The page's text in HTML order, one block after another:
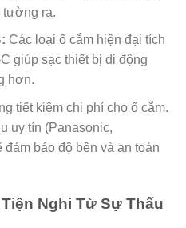
tường ra.
Các loại ổ cắm hiện đại tích
giúp sạc thiết bị di động
hơn.
tiết kiệm chi phí cho ổ cắm.
uy tín (Panasonic,
bảo độ bền và an toàn
Nghi Từ Sự Thấu